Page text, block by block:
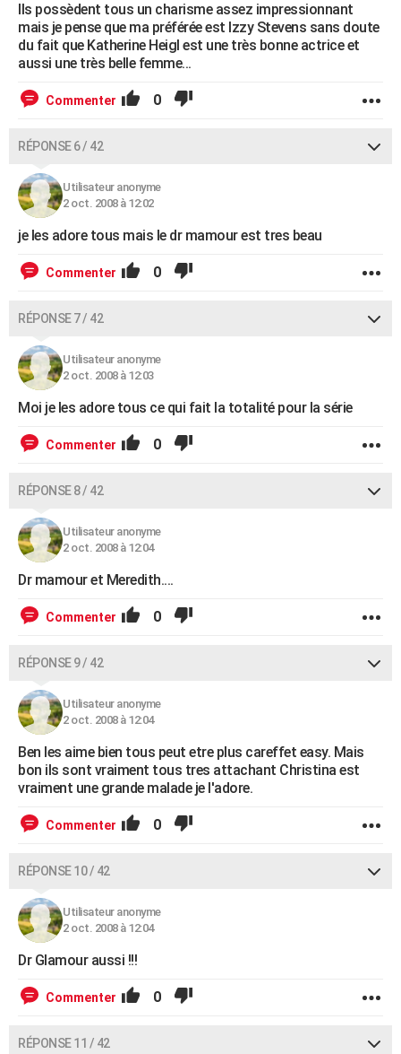
Ils possèdent tous un charisme assez impressionnant
mais je pense que ma préférée est Izzy Stevens sans doute
du fait que Katherine Heigl est une très bonne actrice et
aussi une très belle femme...
Commenter 0
RÉPONSE 6 / 42
Utilisateur anonyme
2 oct. 2008 à 12:02
je les adore tous mais le dr mamour est tres beau
Commenter 0
RÉPONSE 7 / 42
Utilisateur anonyme
2 oct. 2008 à 12:03
Moi je les adore tous ce qui fait la totalité pour la série
Commenter 0
RÉPONSE 8 / 42
Utilisateur anonyme
2 oct. 2008 à 12:04
Dr mamour et Meredith....
Commenter 0
RÉPONSE 9 / 42
Utilisateur anonyme
2 oct. 2008 à 12:04
Ben les aime bien tous peut etre plus careffet easy. Mais
bon ils sont vraiment tous tres attachant Christina est
vraiment une grande malade je l'adore.
Commenter 0
RÉPONSE 10 / 42
Utilisateur anonyme
2 oct. 2008 à 12:04
Dr Glamour aussi !!!
Commenter 0
RÉPONSE 11 / 42